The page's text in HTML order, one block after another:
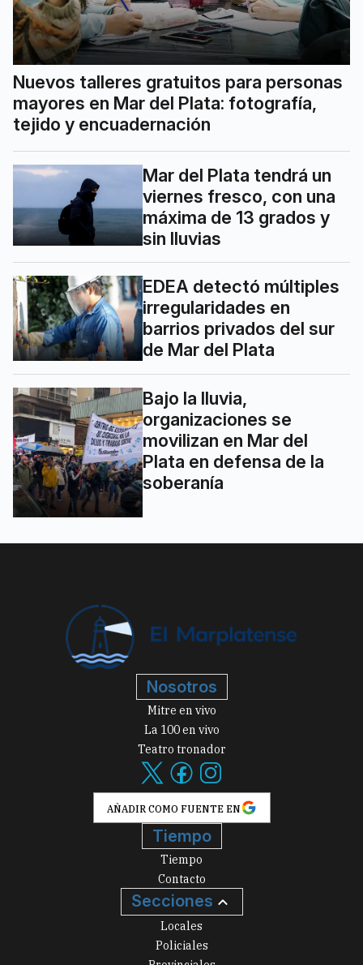
Nuevos talleres gratuitos para personas
mayores en Mar del Plata: fotografía,
tejido y encuadernación
Mar del Plata tendrá un
viernes fresco, con una
máxima de 13 grados y
sin lluvias
EDEA detectó múltiples
irregularidades en
barrios privados del sur
de Mar del Plata
Bajo la lluvia,
organizaciones se
movilizan en Mar del
Plata en defensa de la
soberanía
Nosotros
Mitre en vivo
La 100 en vivo
Teatro tronador
AÑADIR COMO FUENTE EN
Tiempo
Tiempo
Contacto
Secciones
Locales
Policiales